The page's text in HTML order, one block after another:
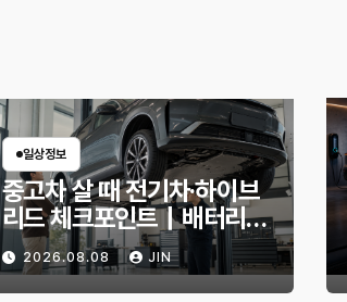
일상정보
중고차 살 때 전기차·하이브
리드 체크포인트｜배터리
상태 확인법과 놓치기 쉬운
위험 신호
2026.08.08 JIN